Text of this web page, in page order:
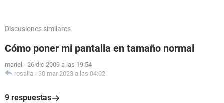
Discusiones similares
Cómo poner mi pantalla en tamaño normal
mariel - 26 dic 2009 a las 19:54
rosalia - 30 mar 2023 a las 04:02
9 respuestas